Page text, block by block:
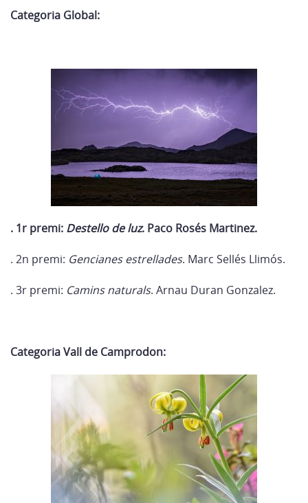
Categoria Global:
. 1r premi: Destello de luz. Paco Rosés Martinez.
. 2n premi: Gencianes estrellades. Marc Sellés Llimós.
. 3r premi: Camins naturals. Arnau Duran Gonzalez.
Categoria Vall de Camprodon: